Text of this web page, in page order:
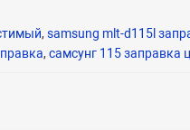
, samsung mlt-d115l
, самсунг 115 заправка